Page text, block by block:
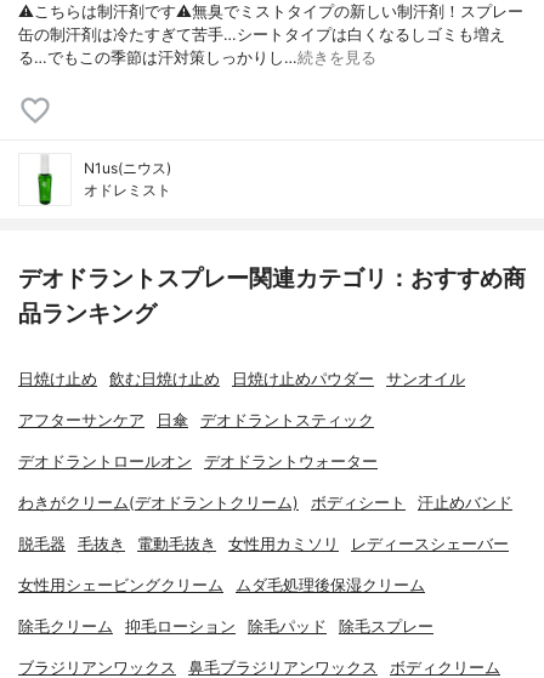
⚠こちらは制汗剤です⚠無臭でミストタイプの新しい制汗剤！スプレー
缶の制汗剤は冷たすぎて苦手…シートタイプは白くなるしゴミも増え
る…でもこの季節は汗対策しっかりし…続きを見る
N1us(ニウス)
オドレミスト
デオドラントスプレー関連カテゴリ：おすすめ商
品ランキング
日焼け止め 飲む日焼け止め 日焼け止めパウダー サンオイル
アフターサンケア 日傘 デオドラントスティック
デオドラントロールオン デオドラントウォーター
わきがクリーム(デオドラントクリーム) ボディシート 汗止めバンド
脱毛器 毛抜き 電動毛抜き 女性用カミソリ レディースシェーバー
女性用シェービングクリーム ムダ毛処理後保湿クリーム
除毛クリーム 抑毛ローション 除毛パッド 除毛スプレー
ブラジリアンワックス 鼻毛ブラジリアンワックス ボディクリーム